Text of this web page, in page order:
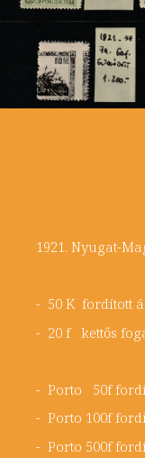
1921. Nyugat-
- 50 K
- 20 f
- Porto 50f
- Porto 100f
- Porto 500f